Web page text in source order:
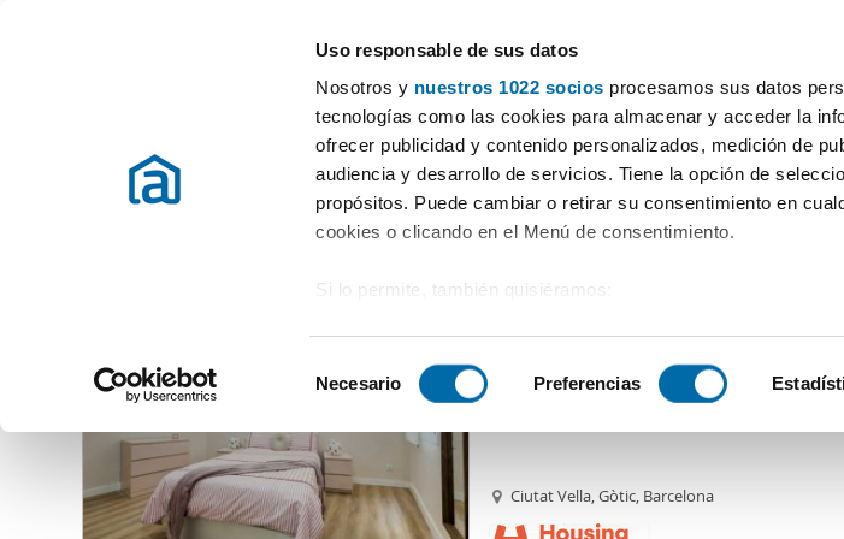
Uso responsable de sus datos
Nosotros y nuestros 1022 socios procesamos sus datos
tecnologías como las cookies para almacenar y acceder la
ofrecer publicidad y contenido personalizados, medición de
audiencia y desarrollo de servicios. Tiene la opción de
propósitos. Puede cambiar o retirar su consentimiento en
cookies o clicando en el Menú de consentimiento.
Si lo permite, también quisiéramos:
Identificar su dispositivo analizándolo activamente para
Obtenga más información sobre cómo se procesan sus datos
preferencias en la
en la Declaración de cookies.
e
e
c
c
Necesario Preferencias
Mietwohnungen Barcelona Provinz Vermieten Wohnung Barcelona
Vermieten Wohnung Barcelona Provinz (853 Immobilien)
Alquiler piso aire acondicionado Ciutat vella
Ciutat Vella, Gòtic, Barcelona